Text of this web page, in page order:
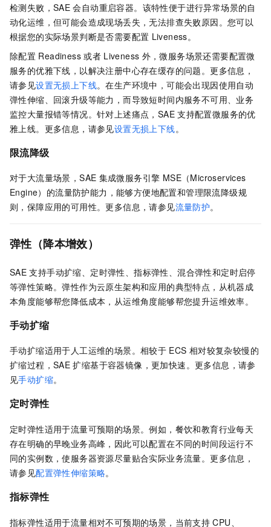
检测失败， SAE 会自动重启容器。该特性便于进行异常场景的自
动化运维，但可能会造成现场丢失，无法排查失败原因。您可以
根据您的实际场景判断是否需要配置 Liveness。
除配置 Readiness 或者 Liveness 外，微服务场景还需要配置微
服务的优雅下线，以解决注册中心存在缓存的问题。更多信息，
请参见设置无损上下线。在生产环境中，可能会出现因使用自动
弹性伸缩、回滚升级等能力，而导致短时间内服务不可用、业务
监控大量报错等情况。针对上述痛点， SAE 支持配置微服务的优
雅上线。更多信息，请参见设置无损上下线。
限流降级
对于大流量场景，SAE 集成微服务引擎 MSE（Microservices
Engine） 的流量防护能力，能够方便地配置和管理限流降级规
则，保障应用的可用性。更多信息，请参见流量防护。
弹性（降本增效）
SAE 支持手动扩缩、定时弹性、指标弹性、混合弹性和定时启停
等弹性策略。弹性作为云原生架构和应用的典型特点，从机器成
本角度能够帮您降低成本，从运维角度能够帮您提升运维效率。
手动扩缩
手动扩缩适用于人工运维的场景。相较于 ECS 相对较复杂较慢的
扩缩过程， SAE 扩缩基于容器镜像，更加快速。更多信息，请参
见手动扩缩。
定时弹性
定时弹性适用于流量可预期的场景。例如，餐饮和教育行业每天
存在明确的早晚业务高峰，因此可以配置在不同的时间段运行不
同的实例数，使服务器资源尽量贴合实际业务流量。更多信息，
请参见配置弹性伸缩策略。
指标弹性
指标弹性适用于流量相对不可预期的场景，当前支持 CPU、